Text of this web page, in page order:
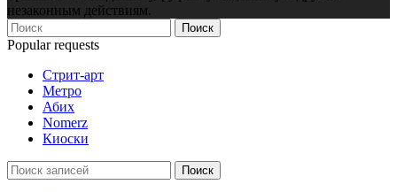
незаконным действиям.
Поиск
Popular requests
Стрит-арт
Метро
Абих
Nomerz
Киоски
Поиск